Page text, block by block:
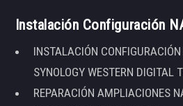
Instalación Configuración
INSTALACIÓN
SYNOLOGY WESTERN DIGITAL
REPARACIÓN AMPLIACIONES